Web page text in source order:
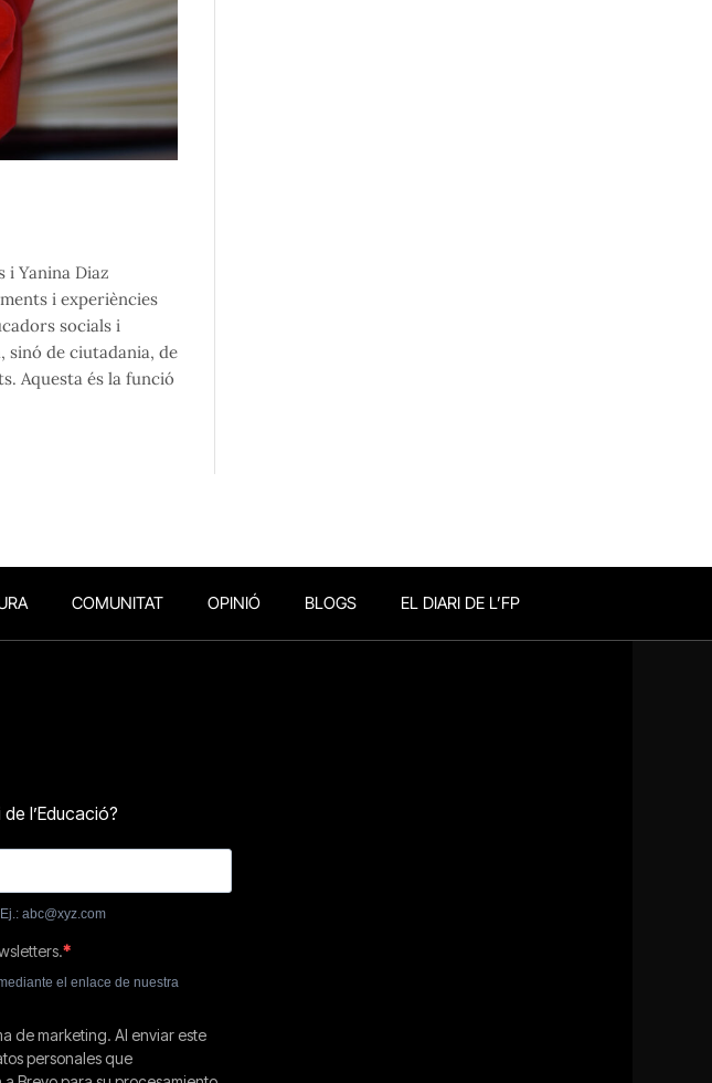
Yanina Diaz
i experiències
socials i
sinó de ciutadania, de
Aquesta és la funció
COMUNITAT OPINIÓ BLOGS EL DIARI DE L’FP